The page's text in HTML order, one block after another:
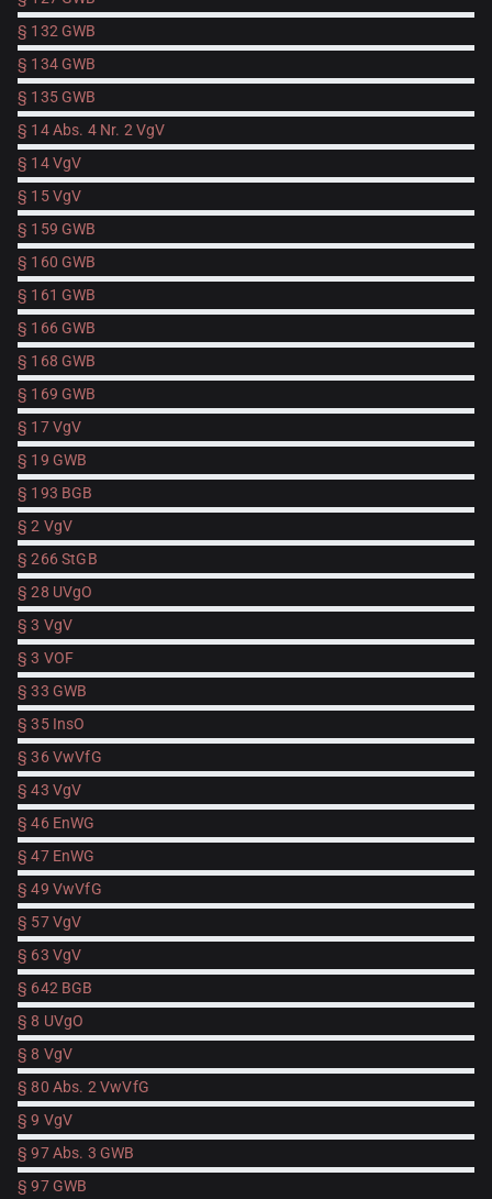
§ 132 GWB
§ 134 GWB
§ 135 GWB
§ 14 Abs. 4 Nr. 2 VgV
§ 14 VgV
§ 15 VgV
§ 159 GWB
§ 160 GWB
§ 161 GWB
§ 166 GWB
§ 168 GWB
§ 169 GWB
§ 17 VgV
§ 19 GWB
§ 193 BGB
§ 2 VgV
§ 266 StGB
§ 28 UVgO
§ 3 VgV
§ 3 VOF
§ 33 GWB
§ 35 InsO
§ 36 VwVfG
§ 43 VgV
§ 46 EnWG
§ 47 EnWG
§ 49 VwVfG
§ 57 VgV
§ 63 VgV
§ 642 BGB
§ 8 UVgO
§ 8 VgV
§ 80 Abs. 2 VwVfG
§ 9 VgV
§ 97 Abs. 3 GWB
§ 97 GWB